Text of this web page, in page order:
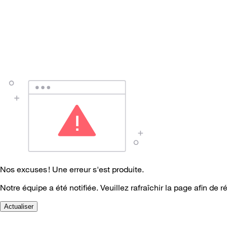
Nos excuses ! Une erreur s'est produite.
Notre équipe a été notifiée. Veuillez rafraîchir la page afin de
Actualiser